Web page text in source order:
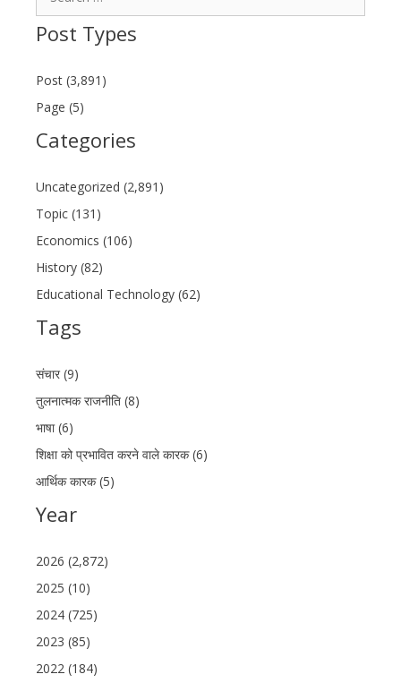
Post Types
Post (3,891)
Page (5)
Categories
Uncategorized (2,891)
Topic (131)
Economics (106)
History (82)
Educational Technology (62)
Tags
संचार (9)
तुलनात्मक राजनीति (8)
भाषा (6)
शिक्षा को प्रभावित करने वाले कारक (6)
आर्थिक कारक (5)
Year
2026 (2,872)
2025 (10)
2024 (725)
2023 (85)
2022 (184)